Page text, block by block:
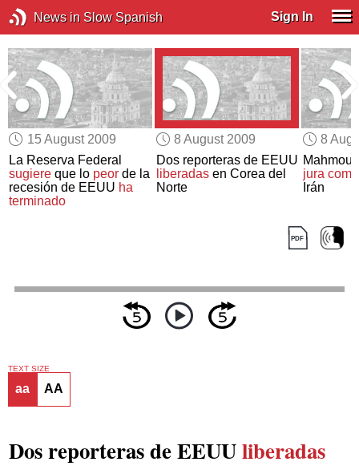
News in Slow Spanish Sign In
15 August 2009
La Reserva Federal
sugiere que lo peor de la
recesión de EEUU ha
terminado
8 August 2009
Dos reporteras de EEUU
liberadasen Corea del
Norte
8
jura como
Irán
TEXT SIZE
aa AA
Dos reporteras de EEUUliberadas